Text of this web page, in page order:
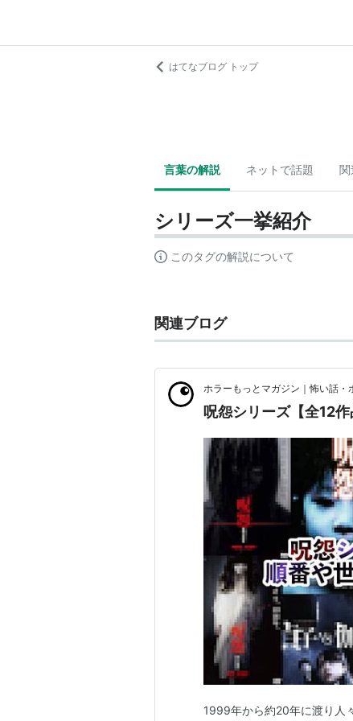
はてなブログ トップ
言葉の解説 ネットで話題 関
シリーズ一挙紹介
このタグの解説について
関連ブログ
ホラーもっとマガジン｜怖い話・
呪怨シリーズ【全12
1999年から約20年に渡り人